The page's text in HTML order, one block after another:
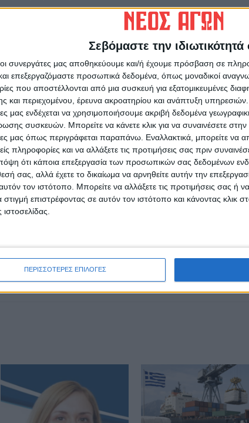
Σεβόμαστε την ιδιωτικότητά
οι συνεργάτες μας αποθηκεύουμε και/ή έχουμε πρόσβαση σε
επεξεργαζόμαστε προσωπικά δεδομένα, όπως μοναδικοί
που αποστέλλονται από μια συσκευή για εξατομικευμένες
και περιεχομένου, έρευνα ακροατηρίου και ανάπτυξη υπηρεσιών.
μας ενδέχεται να χρησιμοποιήσουμε ακριβή δεδομένα
συσκευών. Μπορείτε να κάνετε κλικ για να συναινέσετε στην
μας όπως περιγράφεται παραπάνω. Εναλλακτικά, μπορείτε να
πληροφορίες και να αλλάξετε τις προτιμήσεις σας πριν
ότι κάποια επεξεργασία των προσωπικών σας δεδομένων
σας, αλλά έχετε το δικαίωμα να αρνηθείτε αυτήν την
τον ιστότοπο. Μπορείτε να αλλάξετε τις προτιμήσεις σας ή
επιστρέφοντας σε αυτόν τον ιστότοπο και κάνοντας κλικ
ΠΕΡΙΣΣΟΤΕΡΕΣ ΕΠΙΛΟΓΕΣ
του Νέου Αγώνα.
εφημερίδα ΝΕΟΣ ΑΓΩΝ στο Google News!
περιοχή της Καρδίτσας και ευρύτερα της Θεσσαλίας
Ταμασίου
ΕΠΟΜΕΝΟ
Στο
Πρωινή Εφημερίδα της Καρδίτσας